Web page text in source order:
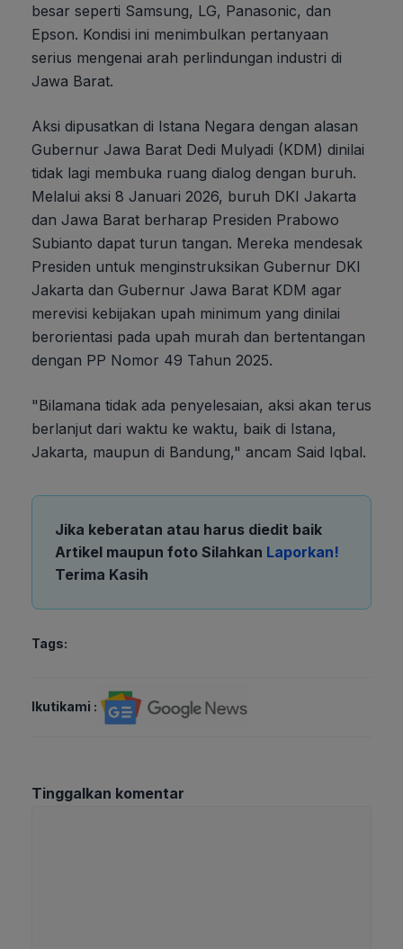
besar seperti Samsung, LG, Panasonic, dan
Epson. Kondisi ini menimbulkan pertanyaan
serius mengenai arah perlindungan industri di
Jawa Barat.
Aksi dipusatkan di Istana Negara dengan alasan
Gubernur Jawa Barat Dedi Mulyadi (KDM) dinilai
tidak lagi membuka ruang dialog dengan buruh.
Melalui aksi 8 Januari 2026, buruh DKI Jakarta
dan Jawa Barat berharap Presiden Prabowo
Subianto dapat turun tangan. Mereka mendesak
Presiden untuk menginstruksikan Gubernur DKI
Jakarta dan Gubernur Jawa Barat KDM agar
merevisi kebijakan upah minimum yang dinilai
berorientasi pada upah murah dan bertentangan
dengan PP Nomor 49 Tahun 2025.
"Bilamana tidak ada penyelesaian, aksi akan terus
berlanjut dari waktu ke waktu, baik di Istana,
Jakarta, maupun di Bandung," ancam Said Iqbal.
Jika keberatan atau harus diedit baik
Artikel maupun foto Silahkan Laporkan!
Terima Kasih
Tags:
Ikutikami :
Tinggalkan komentar